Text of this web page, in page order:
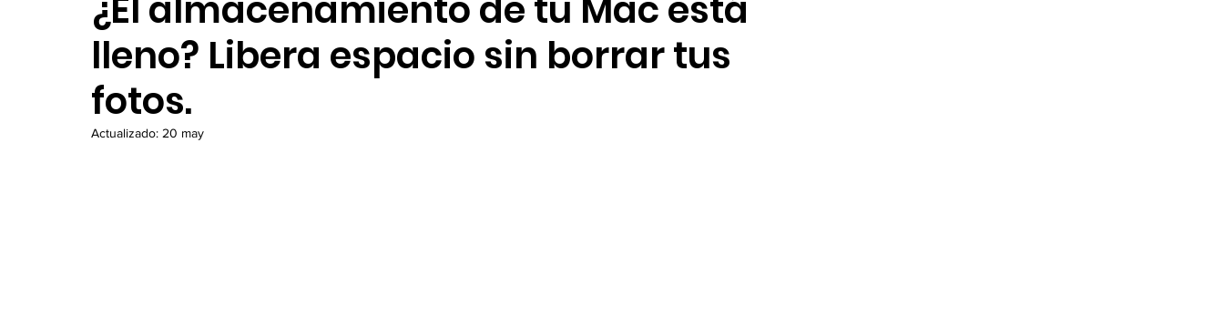
lleno? Libera espacio sin borrar tus
fotos.
Actualizado: 20 may